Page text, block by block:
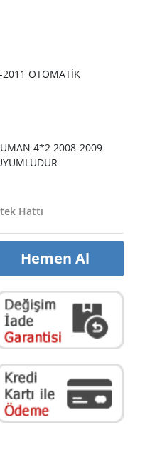
2011 OTOMATİK
4*2 2008-2009-
Hattı
Hemen Al